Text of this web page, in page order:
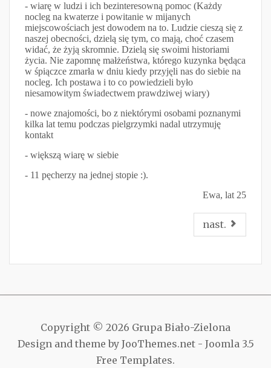
- wiarę w ludzi i ich bezinteresowną pomoc (Każdy
nocleg na kwaterze i powitanie w mijanych
miejscowościach jest dowodem na to. Ludzie cieszą się z
naszej obecności, dzielą się tym, co mają, choć czasem
widać, że żyją skromnie. Dzielą się swoimi historiami
życia. Nie zapomnę małżeństwa, którego kuzynka będąca
w śpiączce zmarła w dniu kiedy przyjęli nas do siebie na
nocleg. Ich postawa i to co powiedzieli było
niesamowitym świadectwem prawdziwej wiary)
- nowe znajomości, bo z niektórymi osobami poznanymi
kilka lat temu podczas pielgrzymki nadal utrzymuję
kontakt
- większą wiarę w siebie
- 11 pęcherzy na jednej stopie :).
Ewa, lat 25
nast.
Copyright © 2026 Grupa Biało-Zielona
Design and theme by JooThemes.net - Joomla 3.5
Free Templates.